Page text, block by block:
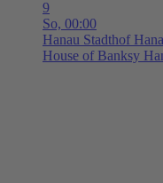
9
So, 00:00
Hanau Stadthof
House of Banksy